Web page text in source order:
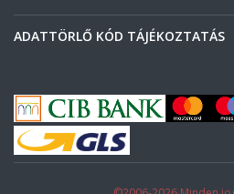
ADATTÖRLŐ KÓD TÁJÉKOZTATÁS